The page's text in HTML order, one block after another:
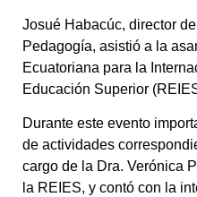
Josué Habacúc, director
Pedagogía, asistió a la
Ecuatoriana para la
Educación Superior
Durante este evento
de actividades
cargo de la Dra. Verónica
la REIES, y contó con la